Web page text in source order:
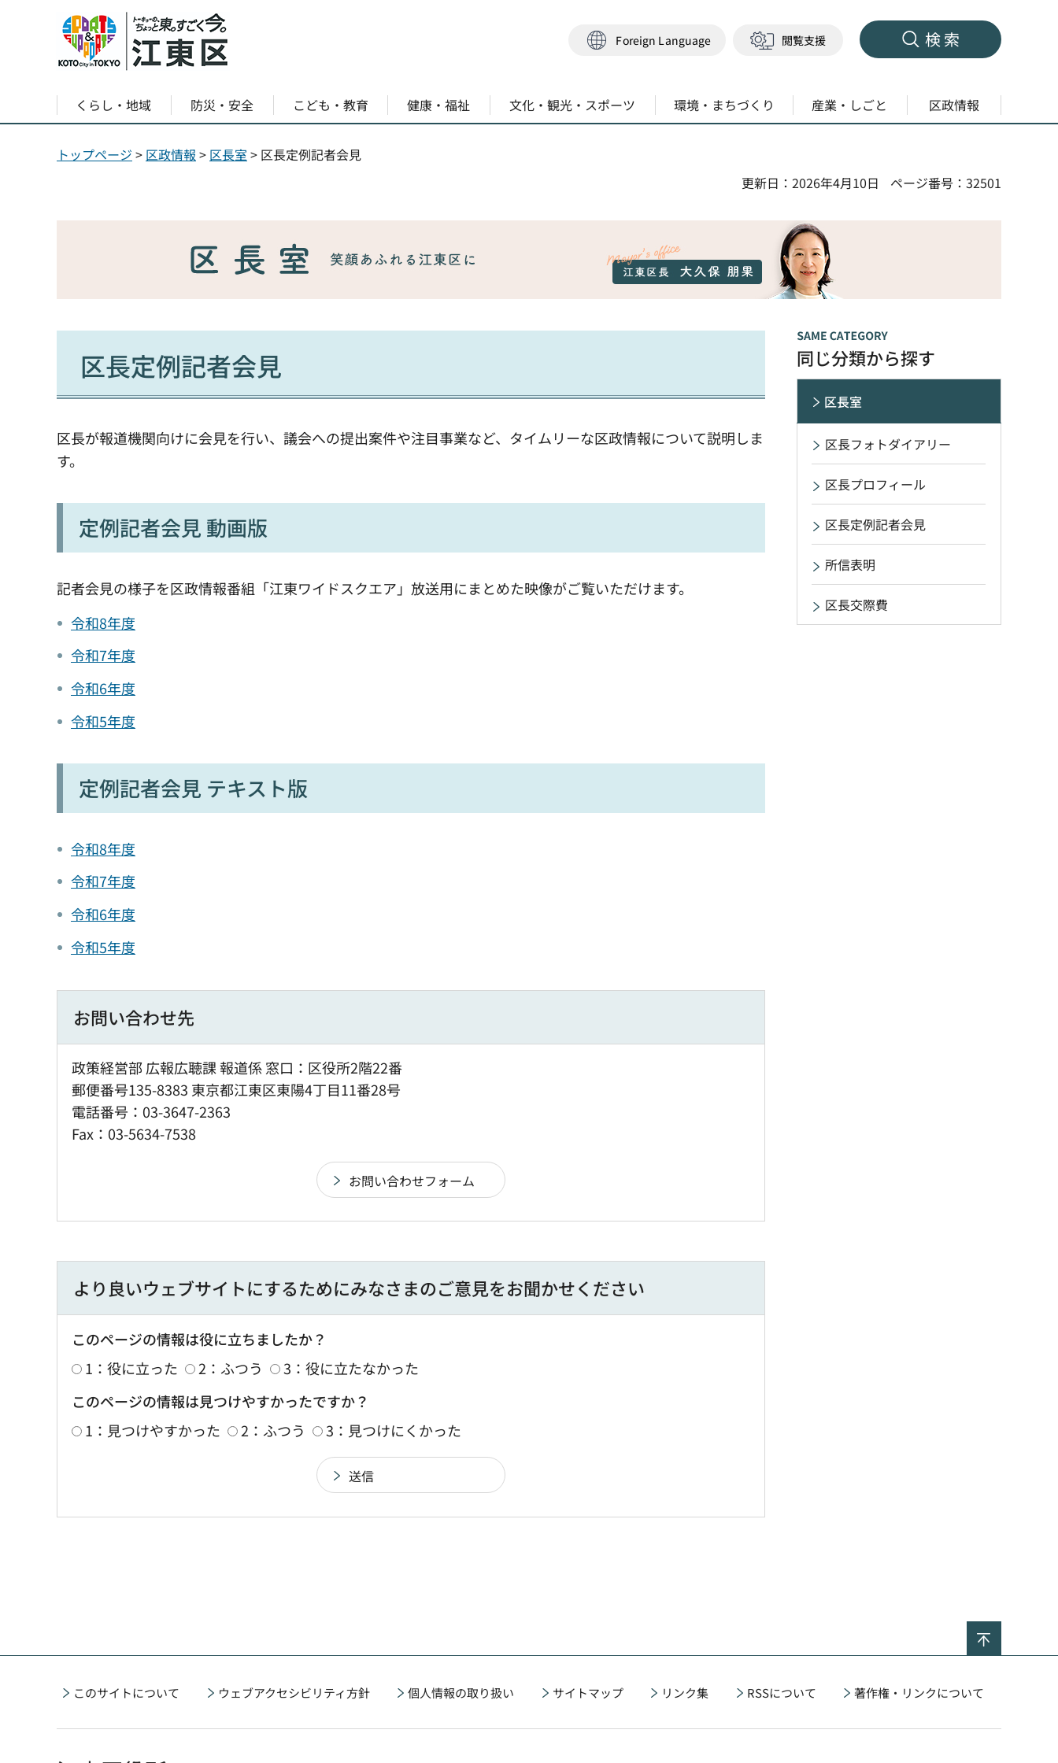
Foreign Language 閲覧支援 検索
くらし・地域 防災・安全 こども・教育 健康・福祉 文化・観光・スポーツ 環境・まちづくり 産業・しごと 区政情報
トップページ > 区政情報 > 区長室 > 区長定例記者会見
更新日：2026年4月10日
ページ番号：32501
区長定例記者会見
区長が報道機関向けに会見を行い、議会への提出案件や注目事業など、タイムリーな区政情報について説明しま
す。
定例記者会見 動画版
記者会見の様子を区政情報番組「江東ワイドスクエア」放送用にまとめた映像がご覧いただけます。
令和8年度
令和7年度
令和6年度
令和5年度
定例記者会見 テキスト版
令和8年度
令和7年度
令和6年度
令和5年度
お問い合わせ先
政策経営部 広報広聴課 報道係 窓口：区役所2階22番
郵便番号135-8383 東京都江東区東陽4丁目11番28号
電話番号：03-3647-2363
Fax：03-5634-7538
より良いウェブサイトにするためにみなさまのご意見をお聞かせください
このページの情報は役に立ちましたか？
1：役に立った
2：ふつう
3：役に立たなかった
このページの情報は見つけやすかったですか？
1：見つけやすかった
2：ふつう 3：見つけにくかった
同じ分類から探す
区長室
区長フォトダイアリー
区長プロフィール
区長定例記者会見
所信表明
区長交際費
このサイトについて ウェブアクセシビリティ方針 個人情報の取り扱い サイトマップ リンク集 RSSについて 著作権・リンクについて